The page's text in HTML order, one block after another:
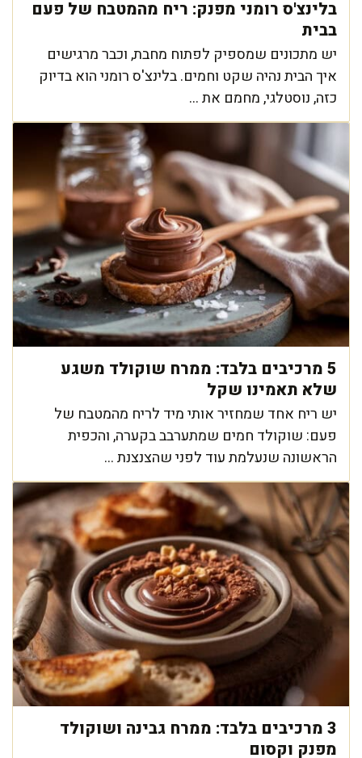
בלינצ'ס רומני מפנק: ריח מהמטבח של פעם
בבית
יש מתכונים שמספיק לפתוח מחבת, וכבר מרגישים
איך הבית נהיה שקט וחמים. בלינצ'ס רומני הוא בדיוק
כזה, נוסטלגי, מחמם את ...
5 מרכיבים בלבד: ממרח שוקולד משגע
שלא תאמינו שקל
יש ריח אחד שמחזיר אותי מיד לריח מהמטבח של
פעם: שוקולד חמים שמתערבב בקערה, והכפית
הראשונה שנעלמת עוד לפני שהצנצנת ...
3 מרכיבים בלבד: ממרח גבינה ושוקולד
מפנק וקסום